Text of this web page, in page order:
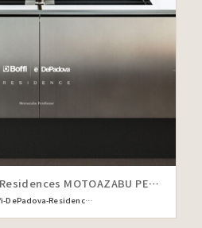
Boffi | DePadova Residences MOTOAZABU PENTHOUSE
https://the-villa.jp/Boffi-DePadova-Residence/motoazabu/